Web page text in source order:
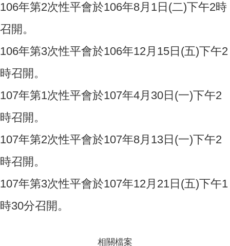
106年第2次性平會於106年8月1日(二)下午2時
召開。
106年第3次性平會於106年12月15日(五)下午2
時召開。
107年第1次性平會於107年4月30日(一)下午2
時召開。
107年第2次性平會於107年8月13日(一)下午2
時召開。
107年第3次性平會於107年12月21日(五)下午1
時30分召開。
相關檔案